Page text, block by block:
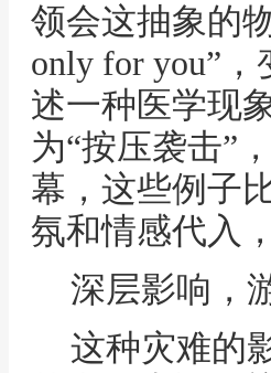
领会这抽象的
only for you”
述一种医学现
为“按压袭击”
幕，这些例子
氛和情感代入
深层影响，
这种灾难的